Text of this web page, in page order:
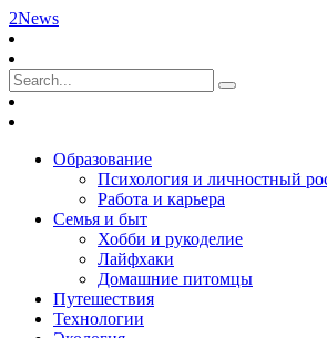
2News
Образование
Психология и личностный
Работа и карьера
Семья и быт
Хобби и рукоделие
Лайфхаки
Домашние питомцы
Путешествия
Технологии